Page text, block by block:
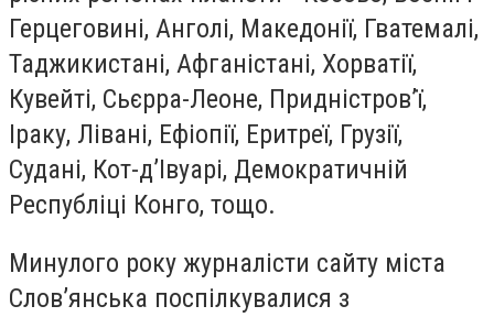
Герцеговині, Анголі, Македонії, Гватемалі,
Таджикистані, Афганістані, Хорватії,
Кувейті, Сьєрра-Леоне, Придністров’ї,
Іраку, Лівані, Ефіопії, Еритреї, Грузії,
Судані, Кот-д’Івуарі, Демократичній
Республіці Конго, тощо.
Минулого року журналісти сайту міста
Слов’янська поспілкувалися з